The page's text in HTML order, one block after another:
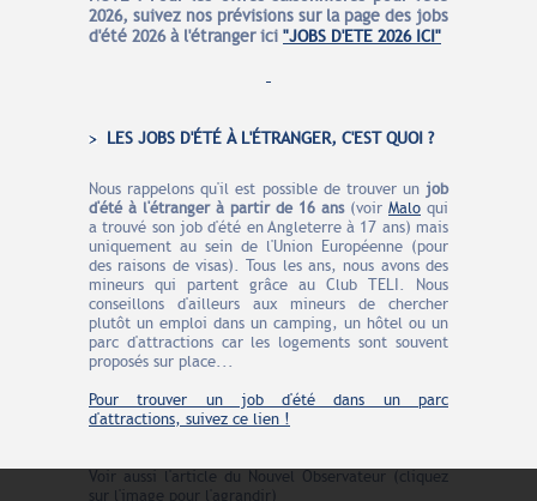
2026, suivez nos prévisions sur la page des jobs
d'été 2026 à l'étranger ici "JOBS D'ETE 2026 ICI"
LES JOBS D'ÉTÉ À L'ÉTRANGER, C'EST QUOI ?
Nous rappelons qu'il est possible de trouver unjob
d'été à l'étranger à partir de 16 ans(voir Malo qui
a trouvé son job d'été en Angleterre à 17 ans) mais
uniquement au sein de l'Union Européenne (pour
des raisons de visas). Tous les ans, nous avons des
mineurs qui partent grâce au Club TELI. Nous
conseillons d'ailleurs aux mineurs de chercher
plutôt un emploi dans un camping, un hôtel ou un
parc d'attractions car les logements sont souvent
proposés sur place...
Pour trouver un job d'été dans un parc
d'attractions, suivez ce lien !
Voir aussi l'article du Nouvel Observateur (cliquez
sur l'image pour l'agrandir)